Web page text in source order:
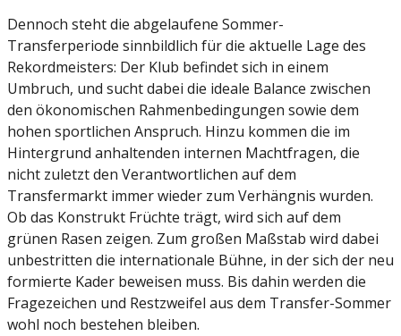
Dennoch steht die abgelaufene Sommer-
Transferperiode sinnbildlich für die aktuelle Lage des
Rekordmeisters: Der Klub befindet sich in einem
Umbruch, und sucht dabei die ideale Balance zwischen
den ökonomischen Rahmenbedingungen sowie dem
hohen sportlichen Anspruch. Hinzu kommen die im
Hintergrund anhaltenden internen Machtfragen, die
nicht zuletzt den Verantwortlichen auf dem
Transfermarkt immer wieder zum Verhängnis wurden.
Ob das Konstrukt Früchte trägt, wird sich auf dem
grünen Rasen zeigen. Zum großen Maßstab wird dabei
unbestritten die internationale Bühne, in der sich der neu
formierte Kader beweisen muss. Bis dahin werden die
Fragezeichen und Restzweifel aus dem Transfer-Sommer
wohl noch bestehen bleiben.